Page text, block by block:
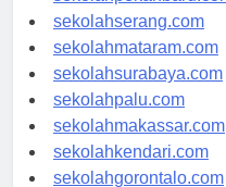
sekolahpekanbaru.com
sekolahserang.com
sekolahmataram.com
sekolahsurabaya.com
sekolahpalu.com
sekolahmakassar.com
sekolahkendari.com